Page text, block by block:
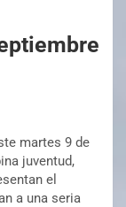
martes 9 de
juventud,
el
a una seria